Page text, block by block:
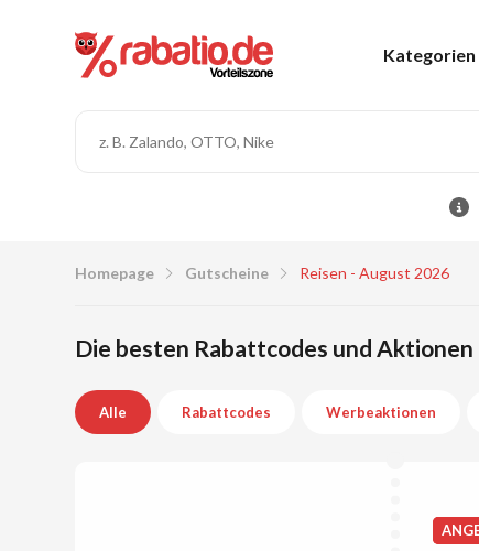
Kategorien
Homepage Gutscheine Reisen - August 2026
Die besten Rabattcodes und
Alle Rabattcodes Werbeaktionen